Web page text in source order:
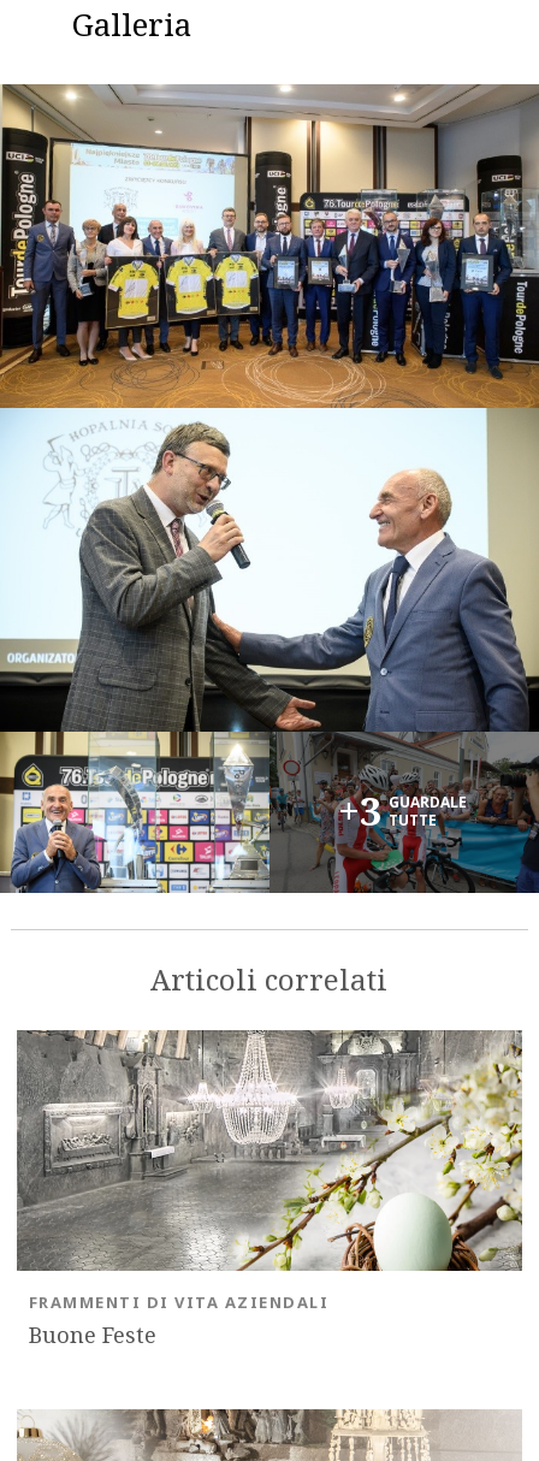
Galleria
+3 GUARDALE
TUTTE
Articoli correlati
Buone Feste
FRAMMENTI DI VITA AZIENDALI